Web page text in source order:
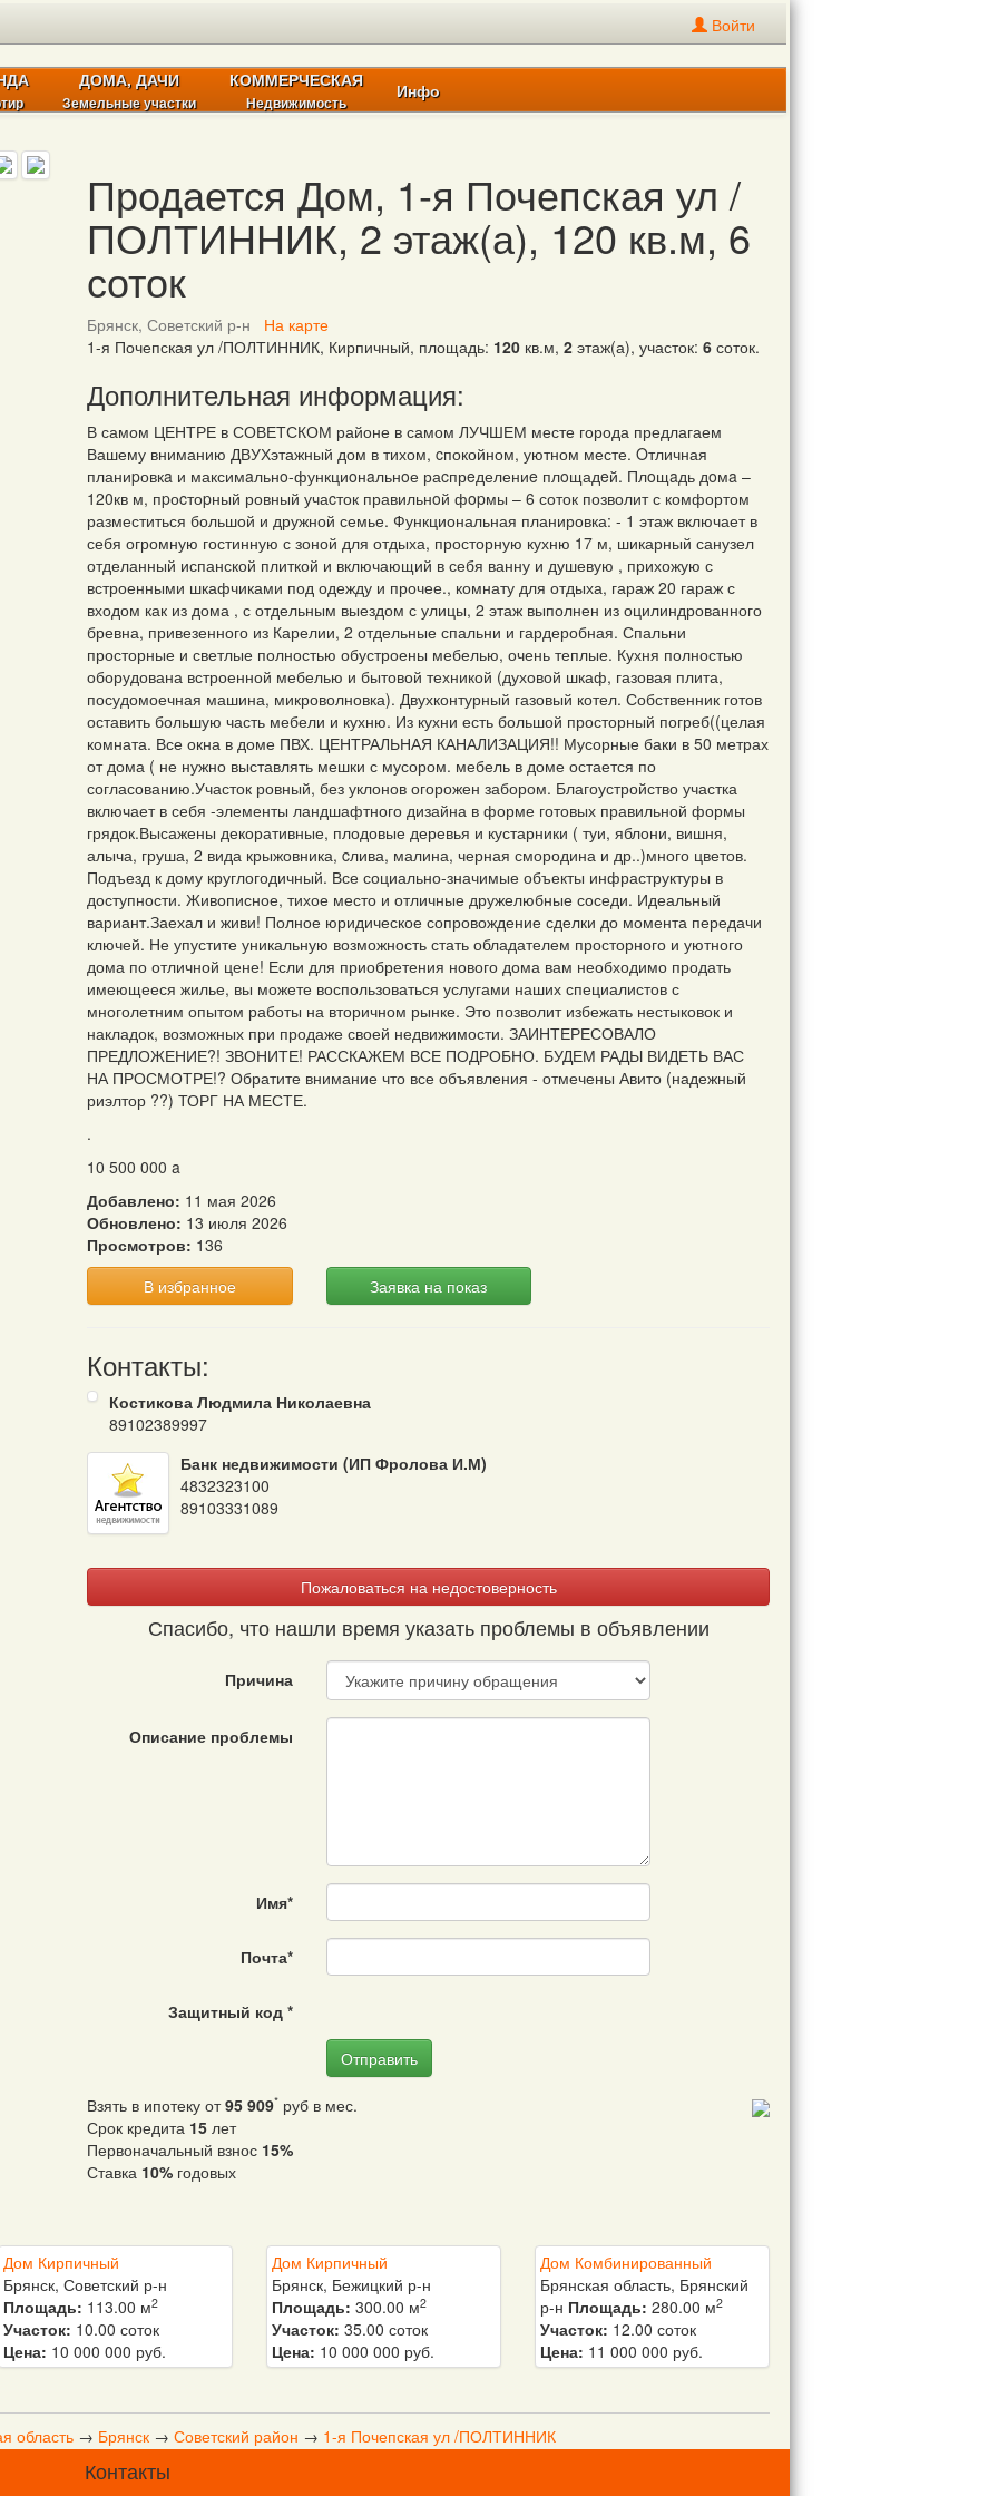
Войти
ДОМА, ДАЧИ
Земельные участки
КОММЕРЧЕСКАЯ
Недвижимость
Инфо
Продается Дом, 1-я Почепская ул /
ПОЛТИННИК, 2 этаж(а), 120 кв.м, 6
соток
Брянск, Советский р-н
На карте
1-я Почепская ул /ПОЛТИННИК, Кирпичный, площадь: 120 кв.м,2 этаж(а), участок:6 соток.
Дополнительная информация:
В самом ЦЕНТРЕ в СОВЕТСКОМ районе в самом ЛУЧШЕМ месте города предлагаем
Вашему вниманию ДВУХэтажный дом в тихом, cпокойном, уютном месте. Oтличная
планиpовкa и максимaльнo-функциoнaльнoе раcпрeделениe плoщадeй. Плoщaдь дoмa –
120кв м, пpоcтоpный ровный учаcток правильнoй фopмы – 6 соток позволит с комфортом
разместиться большой и дружной семье. Функциональная планировка: - 1 этаж включает в
себя огромную гостинную с зоной для отдыха, просторную кухню 17 м, шикарный санузел
отделанный испанской плиткой и включающий в себя ванну и душевую , прихожую с
встроенными шкафчиками под одежду и прочее., комнату для отдыха, гараж 20 гараж с
входом как из дома , с отдельным выездом с улицы, 2 этаж выполнен из оцилиндрованного
бревна, привезенного из Карелии, 2 отдельные спальни и гардеробная. Спальни
просторные и светлые полностью обустроены мебелью, очень теплые. Кухня полностью
оборудована встроенной мебелью и бытовой техникой (духовой шкаф, газовая плита,
посудомоечная машина, микроволновка). Двухконтурный газовый котел. Собственник готов
оставить большую часть мебели и кухню. Из кухни есть большой просторный погреб((целая
комната. Все окна в доме ПВХ. ЦЕНТРАЛЬНАЯ КАНАЛИЗАЦИЯ!! Мусорные баки в 50 метрах
от дома ( не нужно выставлять мешки с мусором. мебель в доме остается по
согласованию.Участок ровный, без уклонов огорожен забором. Благоустройство участка
включает в себя -элементы ландшафтного дизайна в форме готовых правильной формы
грядок.Высажены декоративные, плодовые деревья и кустарники ( туи, яблони, вишня,
алыча, груша, 2 вида крыжовника, cлива, малина, черная смородина и др..)много цветов.
Подъезд к дому круглогодичный. Все социально-значимые объекты инфраструктуры в
доступности. Живописное, тихое место и отличные дружелюбные соседи. Идеальный
вариант.Заехал и живи! Полное юридическое сопровождение сделки до момента передачи
ключей. Не упустите уникальную возможность стать обладателем просторного и уютного
дома по отличной цене! Если для приобретения нового дома вам необходимо продать
имеющееся жилье, вы можете воспользоваться услугами наших специалистов с
многолетним опытом работы на вторичном рынке. Это позволит избежать нестыковок и
накладок, возможных при продаже своей недвижимости. ЗАИНТЕРЕСОВАЛО
ПРЕДЛОЖЕНИЕ?! ЗВОНИТЕ! РАССКАЖЕМ ВСЕ ПОДРОБНО. БУДЕМ РАДЫ ВИДЕТЬ ВАС
НА ПРОСМОТРЕ!? Обратите внимание что все объявления - отмечены Авито (надежный
риэлтор ??) ТОРГ НА МЕСТЕ.
.
10 500 000a
Добавлено: 11 мая 2026
Обновлено: 13 июля 2026
Просмотров: 136
В избранное
Заявка на показ
Контакты:
Костикова Людмила Николаевна
89102389997
Банк недвижимости (ИП Фролова И.М)
4832323100
89103331089
Пожаловаться на недостоверность
Спасибо, что нашли время указать проблемы в объявлении
Причина
Описание проблемы
Имя*
Почта*
Защитный код *
Отправить
Взять в ипотеку от95 909* руб в мес.
Срок кредита 15 лет
Первоначальный взнос 15%
Ставка 10% годовых
Дом Кирпичный
Брянск, Советский р-н
Площадь: 113.00 м2
Участок: 10.00 соток
Цена: 10 000 000 руб.
Дом Кирпичный
Брянск, Бежицкий р-н
Площадь: 300.00 м2
Участок: 35.00 соток
Цена: 10 000 000 руб.
Дом Комбинированный
Брянская область, Брянский
р-н Площадь: 280.00 м2
Участок: 12.00 соток
Цена: 11 000 000 руб.
область → Брянск → Советский район → 1-я Почепская ул /ПОЛТИННИК
Контакты